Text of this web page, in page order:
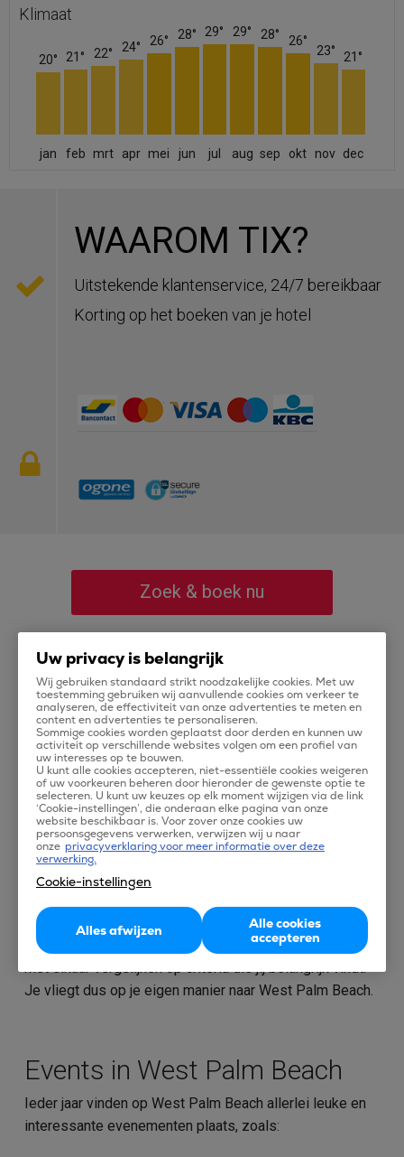
Klimaat
20° 21° 22° 24° 26° 28° 29° 29° 28° 26°
23° 21°
jan feb mrt apr mei jun jul aug sep okt nov dec
WAAROM TIX?
Uitstekende klantenservice, 24/7 bereikbaar
Korting op het boeken van je hotel
Zoek & boek nu
Vliegen naar West Palm Beach
West Palm Beach is een plaats in het Amerikaanse
Florida en ligt aan de kust van de Atlantische Oceaan.
West Palm Beach heeft niet alleen een mooi strand,
maar ook vele interessante, uiteenlopende, historische
wijken, gebouwen en musea. En ook de
winkelliefhebbers en festivalgangers komen in West
Palm Beach aan hun trekken.
lekker afkoelen in één van de waterparken? Dat kan in
West Palm Beach. Op Tix kun je vluchten en vliegtickets
met elkaar vergelijken op criteria die jij belangrijk vindt.
Je vliegt dus op je eigen manier naar West Palm Beach.
Events in West Palm Beach
Ieder jaar vinden op West Palm Beach allerlei leuke en
interessante evenementen plaats, zoals:
Uw privacy is belangrijk
Wij gebruiken standaard strikt noodzakelijke cookies. Met uw
toestemming gebruiken wij aanvullende cookies om verkeer te
analyseren, de effectiviteit van onze advertenties te meten en
content en advertenties te personaliseren.
Sommige cookies worden geplaatst door derden en kunnen uw
activiteit op verschillende websites volgen om een profiel van
uw interesses op te bouwen.
U kunt alle cookies accepteren, niet-essentiële cookies weigeren
of uw voorkeuren beheren door hieronder de gewenste optie te
selecteren. U kunt uw keuzes op elk moment wijzigen via de link
‘Cookie-instellingen’, die onderaan elke pagina van onze
website beschikbaar is. Voor zover onze cookies uw
persoonsgegevens verwerken, verwijzen wij u naar
onze privacyverklaring voor meer informatie over deze
verwerking.
Cookie-instellingen
Alles afwijzen
Alle cookies
accepteren